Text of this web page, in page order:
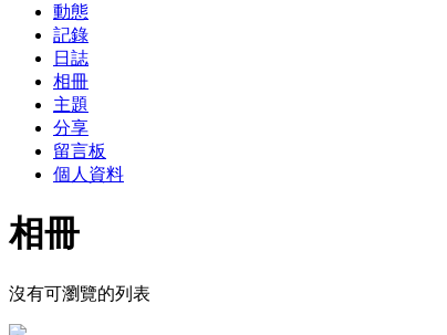
動態
記錄
日誌
相冊
主題
分享
留言板
個人資料
相冊
沒有可瀏覽的列表